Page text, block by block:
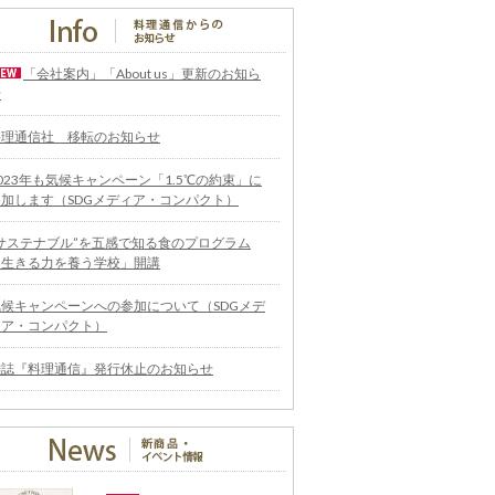
「会社案内」「About us」更新のお知ら
通信社 移転のお知らせ
年も気候キャンペーン「1.5℃の約束」に
します（SDGメディア・コンパクト）
ステナブル”を五感で知る食のプログラム
きる力を養う学校」開講
キャンペーンへの参加について（SDGメデ
・コンパクト）
『料理通信』発行休止のお知らせ